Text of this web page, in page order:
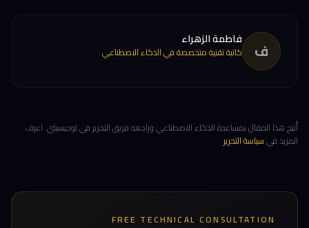
ف فاطمة الزهراء
كاتبة تقنية متخصصة في الذكاء الاصطناعي
أُنتِج هذا المقال بمساعدة الذكاء الاصطناعي وراجعه فريق التحرير في لوجيسيتي. اعرف
المزيد فيسياسة التحرير.
FREE TECHNICAL CONSULTATION